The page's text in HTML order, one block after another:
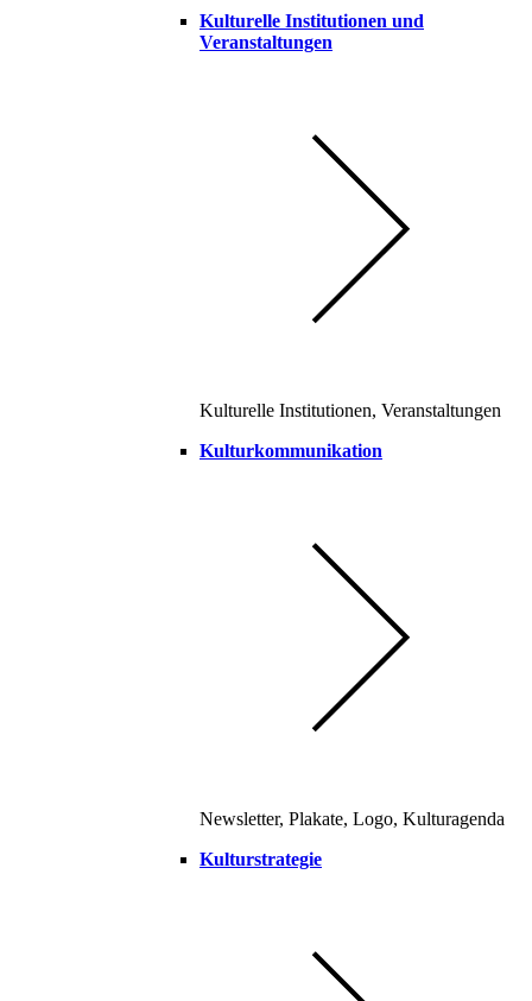
Kulturelle Institutionen und
Veranstaltungen
Kulturelle Institutionen, Veranstaltungen
Kulturkommunikation
Newsletter, Plakate, Logo, Kulturagenda
Kulturstrategie